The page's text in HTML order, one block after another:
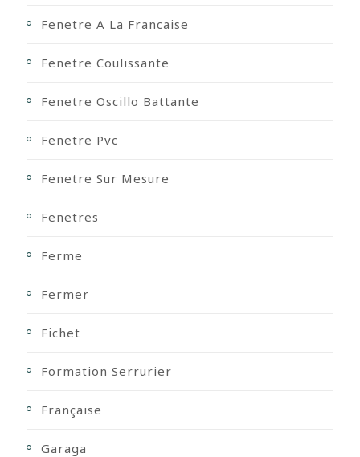
Fenetre A La Francaise
Fenetre Coulissante
Fenetre Oscillo Battante
Fenetre Pvc
Fenetre Sur Mesure
Fenetres
Ferme
Fermer
Fichet
Formation Serrurier
Française
Garaga